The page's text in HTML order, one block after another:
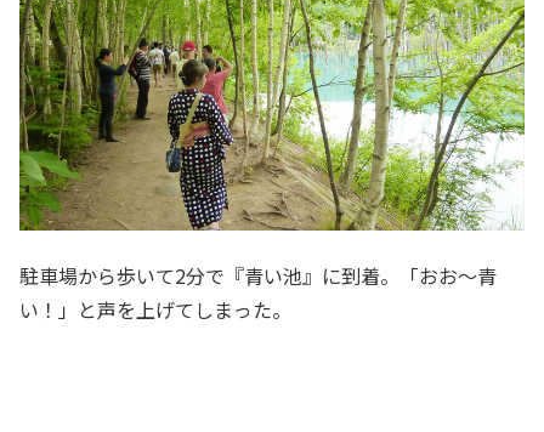
駐車場から歩いて2分で『青い池』に到着。「おお～青
い！」と声を上げてしまった。